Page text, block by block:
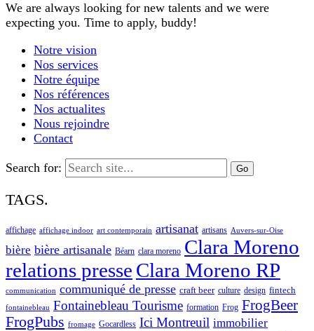
We are always looking for new talents and we were
expecting you. Time to apply, buddy!
Notre vision
Nos services
Notre équipe
Nos références
Nos actualites
Nous rejoindre
Contact
Search for:
TAGS.
affichage affichage indoor art contemporain artisanat artisans Auvers-sur-Oise
bière bière artisanale Béarn clara moreno Clara Moreno
relations presse Clara Moreno RP
communication communiqué de presse craft beer culture design fintech
fontainebleau Fontainebleau Tourisme formation Frog FrogBeer
FrogPubs fromage Gocardless Ici Montreuil immobilier